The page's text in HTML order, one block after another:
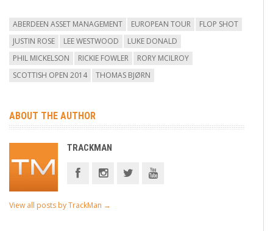
ABERDEEN ASSET MANAGEMENT EUROPEAN TOUR
FLOP SHOT
JUSTIN ROSE
LEE WESTWOOD
LUKE DONALD
PHIL MICKELSON
RICKIE FOWLER
RORY MCILROY
SCOTTISH OPEN 2014
THOMAS BJØRN
ABOUT THE AUTHOR
TRACKMAN
View all posts by TrackMan →